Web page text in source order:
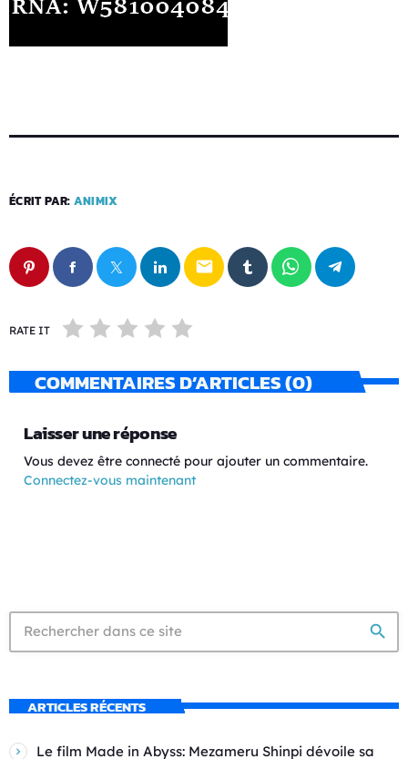
ÉCRIT PAR: ANIMIX
email
RATE IT
COMMENTAIRES D’ARTICLES (0)
Laisser une réponse
Vous devez être connecté pour ajouter un commentaire.
Connectez-vous maintenant
search
ARTICLES RÉCENTS
Le film Made in Abyss: Mezameru Shinpi dévoile sa